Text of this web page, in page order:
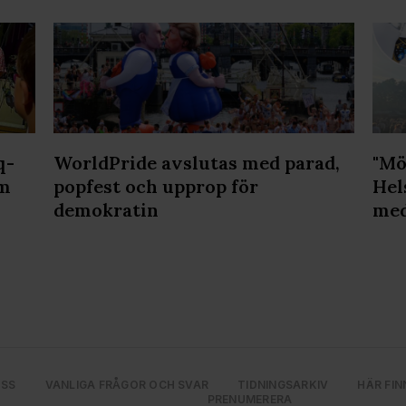
WorldPride avslutas med parad,
popfest och upprop för
demokratin
VANLIGA FRÅGOR OCH SVAR TIDNINGSARKIV
HÄR
PRENUMERERA